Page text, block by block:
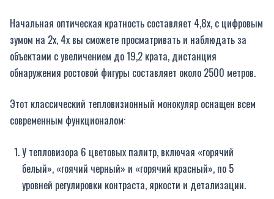
Начальная оптическая кратность составляет 4,8x, с цифровым
зумом на 2x, 4x вы сможете просматривать и наблюдать за
объектами с увеличением до 19,2 крата, дистанция
обнаружения ростовой фигуры составляет около 2500 метров.
Этот классический тепловизионный монокуляр оснащен всем
современным функционалом:
У тепловизора 6 цветовых палитр, включая «горячий
белый», «гоячий черный» и «горячий красный», по 5
уровней регулировки контраста, яркости и детализации.